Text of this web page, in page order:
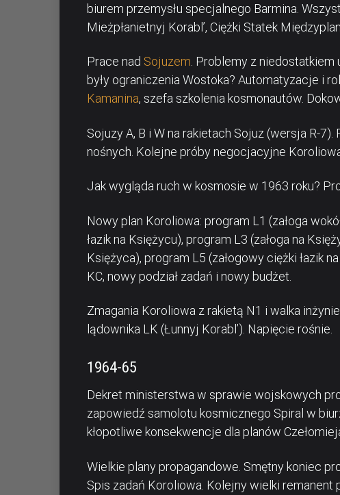
biurem przemysłu specjalnego Barmina.
Mieżpłanietnyj Korabl’, Ciężki Statek
Prace nad Sojuzem. Problemy z niedostatkiem
były ograniczenia Wostoka? Automatyzacje i
Kamanina, szefa szkolenia kosmonautów.
Sojuzy A, B i W na rakietach Sojuz (wersja R-
nośnych. Kolejne próby negocjacyjne
Jak wygląda ruch w kosmosie w 1963 roku?
Nowy plan Koroliowa: program L1 (załoga
łazik na Księżycu), program L3 (załoga na
Księżyca), program L5 (załogowy ciężki łazik
KC, nowy podział zadań i nowy budżet.
Zmagania Koroliowa z rakietą N1 i walka
lądownika LK (Łunnyj Korabl’). Napięcie rośnie.
1964-65
Dekret ministerstwa w sprawie wojskowych
zapowiedź samolotu kosmicznego Spiral w
kłopotliwe konsekwencje dla planów
Wielkie plany propagandowe. Smętny koniec
Spis zadań Koroliowa. Kolejny wielki remanent